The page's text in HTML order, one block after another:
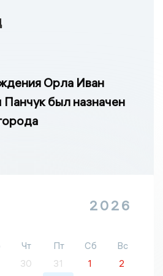
Орла Иван
был назначен
2026
Чт Пт Сб
Вс
30 31 1
2